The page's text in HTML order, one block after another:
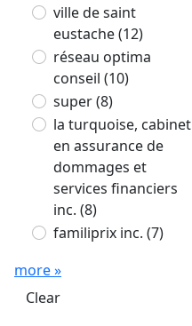
ville de saint
eustache(12)
réseau optima
conseil (10)
super(8)
la turquoise, cabinet
en assurance de
dommages et
services financiers
inc. (8)
familiprix inc. (7)
more »
Clear